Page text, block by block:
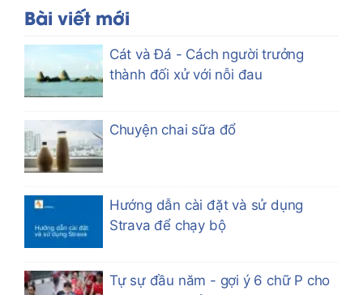
Bài viết mới
Cát và Đá - Cách người trưởng
thành đối xử với nỗi đau
Chuyện chai sữa đổ
Hướng dẫn cài đặt và sử dụng
Strava để chạy bộ
Tự sự đầu năm - gợi ý 6 chữ P cho